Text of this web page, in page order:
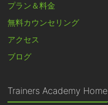
プラン＆料金
無料カウンセリング
アクセス
ブログ
Trainers Academy Home